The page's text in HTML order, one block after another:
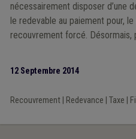
nécessairement disposer d’une
le redevable au paiement pour,
recouvrement forcé. Désormais,
préalable pour le recouvrement
circonstances, se donner à
12 Septembre 2014
Recouvrement| Redevance Taxe